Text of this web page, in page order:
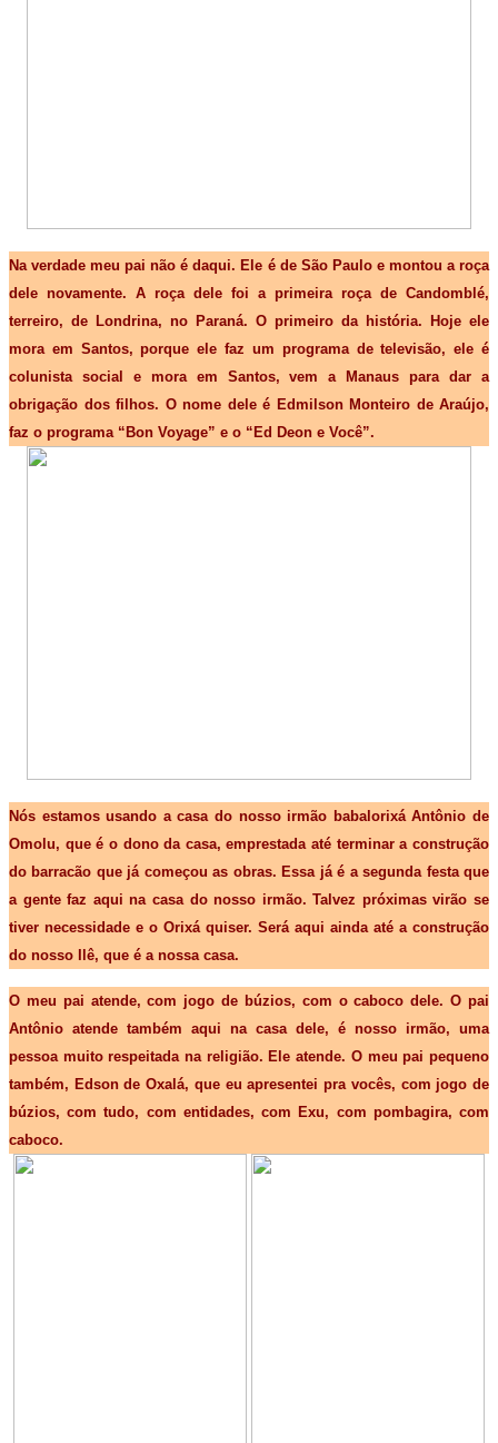
Na verdade meu pai não é daqui. Ele é de São Paulo e montou a roça
dele novamente. A roça dele foi a primeira roça de Candomblé,
terreiro, de Londrina, no Paraná. O primeiro da história. Hoje ele
mora em Santos, porque ele faz um programa de televisão, ele é
colunista social e mora em Santos, vem a Manaus para dar a
obrigação dos filhos. O nome dele é Edmilson Monteiro de Araújo,
faz o programa “Bon Voyage” e o “Ed Deon e Você”.
Nós estamos usando a casa do nosso irmão babalorixá Antônio de
Omolu, que é o dono da casa, emprestada até terminar a construção
do barracão que já começou as obras. Essa já é a segunda festa que
a gente faz aqui na casa do nosso irmão.Talvez próximas virão se
tiver necessidade e o Orixá quiser. Será aqui ainda até a construção
do nosso Ilê, que é a nossa casa.
O meu pai atende, com jogo de búzios, com o caboco dele. O pai
Antônio atende também aqui na casa dele, é nosso irmão, uma
pessoa muito respeitada na religião. Ele atende. O meu pai pequeno
também, Edson de Oxalá, que eu apresentei pra vocês, com jogo de
búzios, com tudo, com entidades, com Exu, com pombagira, com
caboco.